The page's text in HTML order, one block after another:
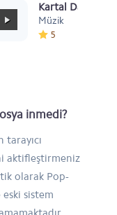
Kartal Dansı
Müzik
5
inmedi?
aktifleştirmeniz
olarak Pop-
sistem